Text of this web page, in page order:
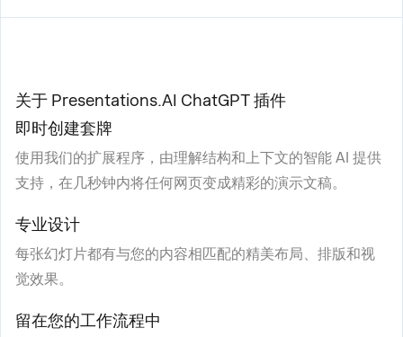
关于 Presentations.AI ChatGPT 插件
即时创建套牌
使用我们的扩展程序，由理解结构和上下文的智能 AI 提供
支持，在几秒钟内将任何网页变成精彩的演示文稿。
专业设计
每张幻灯片都有与您的内容相匹配的精美布局、排版和视
觉效果。
留在您的工作流程中